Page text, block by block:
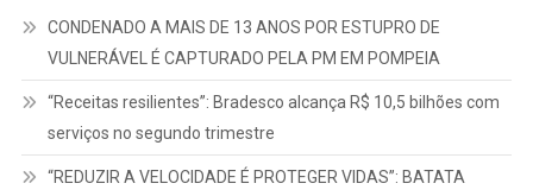
CONDENADO A MAIS DE 13 ANOS POR ESTUPRO DE
VULNERÁVEL É CAPTURADO PELA PM EM POMPEIA
“Receitas resilientes”: Bradesco alcança R$ 10,5 bilhões com
serviços no segundo trimestre
“REDUZIR A VELOCIDADE É PROTEGER VIDAS”: BATATA